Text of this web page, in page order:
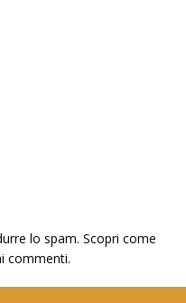
lo spam. Scopri come
commenti.